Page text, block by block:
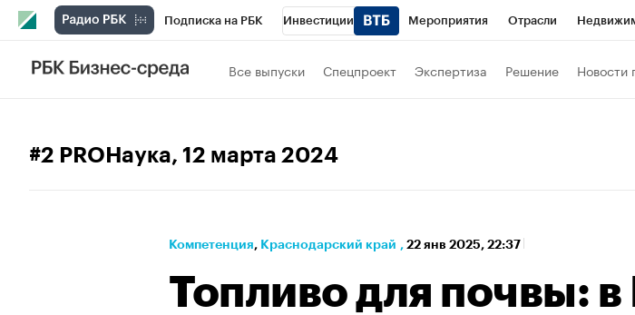
Подписка на РБК Инвестиции Мероприятия Отрасли
Телеканал Все выпуски Спецпроект Экспертиза Решение Новости
#2 PROНаука, 12 марта 2024
Компетенция⁠, Краснодарский край , 22 янв 2025, 22:37
Топливо для почвы: